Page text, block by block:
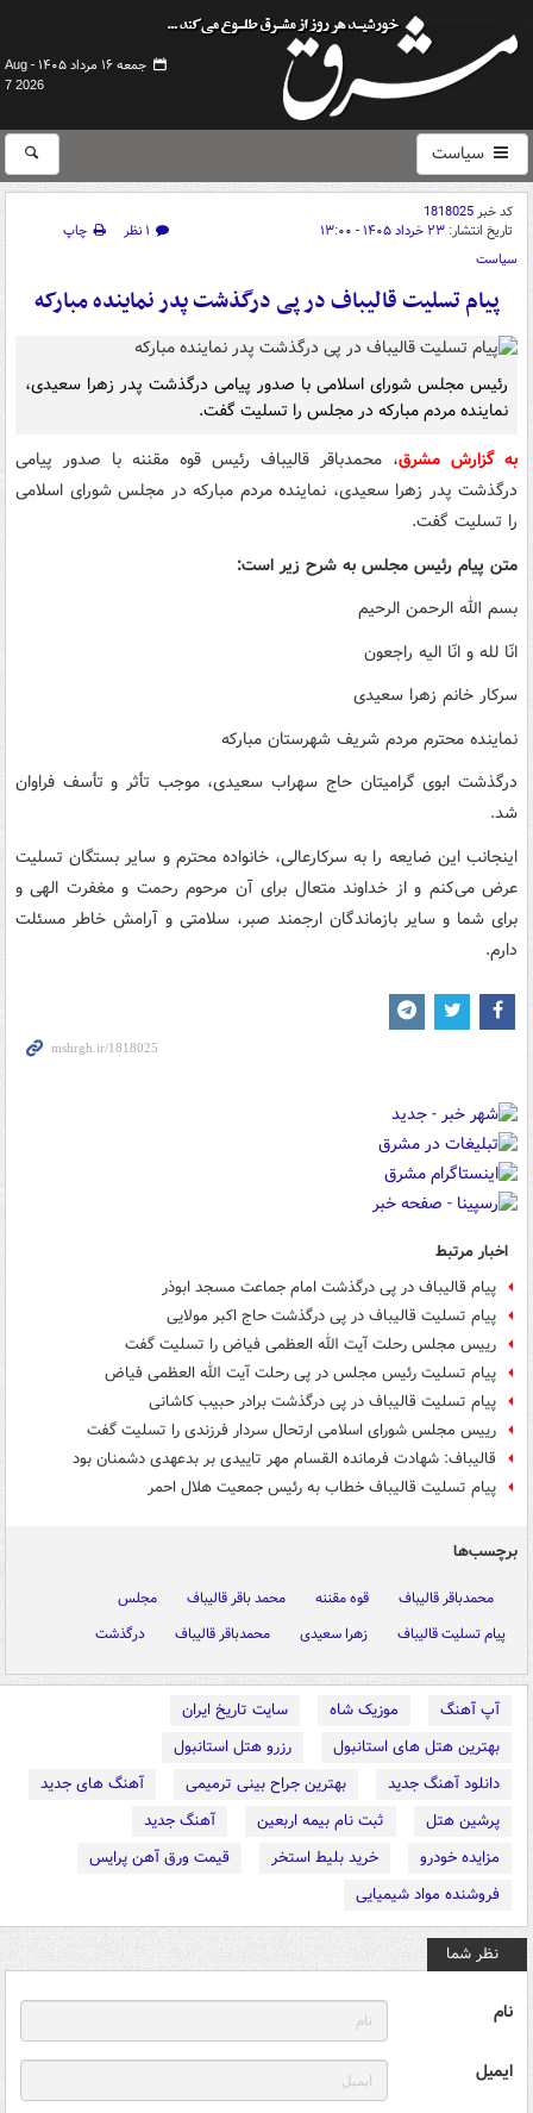
جمعه ۱۶ مرداد ۱۴۰۵ -
Aug
7 2026
سیاست
کد خبر1818025
تاریخ انتشار: ۲۳ خرداد ۱۴۰۵ - ۱۳:۰۰ ۱ نظر
چاپ
سیاست
پیام تسلیت قالیباف در پی درگذشت پدر نماینده مبارکه
رئیس مجلس شورای اسلامی با صدور پیامی درگذشت پدر زهرا سعیدی،
نماینده مردم مبارکه در مجلس را تسلیت گفت.
به گزارش مشرق، محمدباقر قالیباف رئیس قوه مقننه با صدور پیامی
درگذشت پدر زهرا سعیدی، نماینده مردم مبارکه در مجلس شورای اسلامی
را تسلیت گفت.
متن پیام رئیس مجلس به شرح زیر است:
بسم ‌الله ‌الرحمن ‌الرحیم
انّا لله و انّا الیه راجعون
سرکار خانم زهرا سعیدی
نماینده محترم مردم شریف شهرستان مبارکه
درگذشت ابوی گرامیتان حاج سهراب سعیدی، موجب تأثر و تأسف فراوان
شد.
اینجانب این ضایعه را به سرکارعالی، خانواده محترم و سایر بستگان تسلیت
عرض می‌کنم و از خداوند متعال برای آن مرحوم رحمت و مغفرت الهی و
برای شما و سایر بازماندگان ارجمند صبر، سلامتی و آرامش خاطر مسئلت
دارم.
اخبار مرتبط
پیام قالیباف در پی درگذشت امام جماعت مسجد ابوذر
پیام تسلیت قالیباف در پی درگذشت حاج اکبر مولایی
رییس مجلس رحلت آیت الله العظمی فیاض را تسلیت گفت
پیام تسلیت رئیس مجلس در پی رحلت آیت الله العظمی فیاض
پیام تسلیت قالیباف در پی درگذشت برادر حبیب کاشانی
رییس مجلس شورای اسلامی ارتحال سردار فرزندی را تسلیت گفت
قالیباف: شهادت فرمانده القسام مهر تاییدی بر بدعهدی دشمنان بود
پیام تسلیت قالیباف خطاب به رئیس جمعیت هلال احمر
برچسب‌ها
محمدباقر قالیباف قوه مقننه محمد باقر قالیباف
مجلس
پیام تسلیت قالیباف
زهرا سعیدی محمدباقر قالیباف درگذشت
آپ آهنگ موزیک شاه
سایت تاریخ ایران
بهترین هتل های استانبول
رزرو هتل استانبول
دانلود آهنگ جدید
بهترین جراح بینی ترمیمی
آهنگ های جدید
پرشین هتل
ثبت نام بیمه اربعین
آهنگ جدید
مزایده خودرو
خرید بلیط استخر
قیمت ورق آهن پرایس
فروشنده مواد شیمیایی
نظر شما
نام
ایمیل